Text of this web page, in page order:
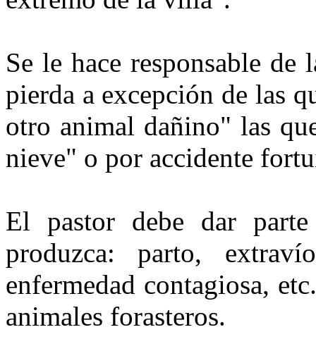
Se le hace responsable de
pierda a excepción de las
otro animal dañino" las
nieve" o por accidente
El pastor debe dar
produzca: parto,
enfermedad contagiosa,
animales forasteros.